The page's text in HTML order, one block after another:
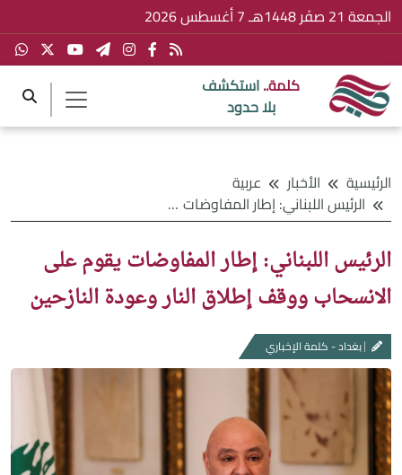
الجمعة 21 صفَر 1448هـ 7 أغسطس 2026
كلمة..استكشف
بلا حدود
الرئيسية الأخبار
عربية
الرئيس اللبناني: إطار المفاوضات يقوم على الانسحاب ووقف إطلاق النار وعودة النازحين
الرئيس اللبناني: إطار المفاوضات يقوم على
الانسحاب ووقف إطلاق النار وعودة النازحين
بغداد - كلمة الإخباري